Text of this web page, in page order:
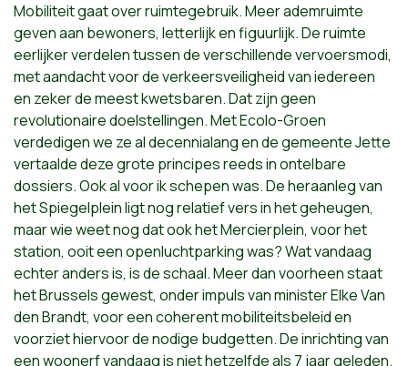
Mobiliteit gaat over ruimtegebruik. Meer ademruimte
geven aan bewoners, letterlijk en figuurlijk. De ruimte
eerlijker verdelen tussen de verschillende vervoersmodi,
met aandacht voor de verkeersveiligheid van iedereen
en zeker de meest kwetsbaren. Dat zijn geen
revolutionaire doelstellingen. Met Ecolo-Groen
verdedigen we ze al decennialang en de gemeente Jette
vertaalde deze grote principes reeds in ontelbare
dossiers. Ook al voor ik schepen was. De heraanleg van
het Spiegelplein ligt nog relatief vers in het geheugen,
maar wie weet nog dat ook het Mercierplein, voor het
station, ooit een openluchtparking was? Wat vandaag
echter anders is, is de schaal. Meer dan voorheen staat
het Brussels gewest, onder impuls van minister Elke Van
den Brandt, voor een coherent mobiliteitsbeleid en
voorziet hiervoor de nodige budgetten. De inrichting van
een woonerf vandaag is niet hetzelfde als 7 jaar geleden.